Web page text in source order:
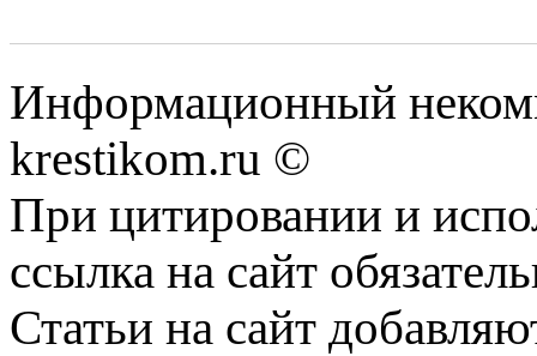
Информационный
krestikom.ru ©
При цитировании и
ссылка на сайт
Статьи на сайт